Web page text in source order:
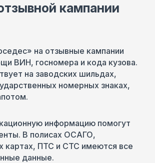
кампании
на отзывные кампании
ВИН, госномера и кода кузова.
на заводских шильдах,
номерных знаках,
информацию помогут
В полисах ОСАГО,
картах, ПТС и СТС имеются все
данные.